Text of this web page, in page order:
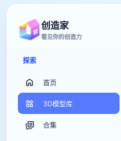
创造家
看见你的创造力
探索
首页
3D模型库
合集